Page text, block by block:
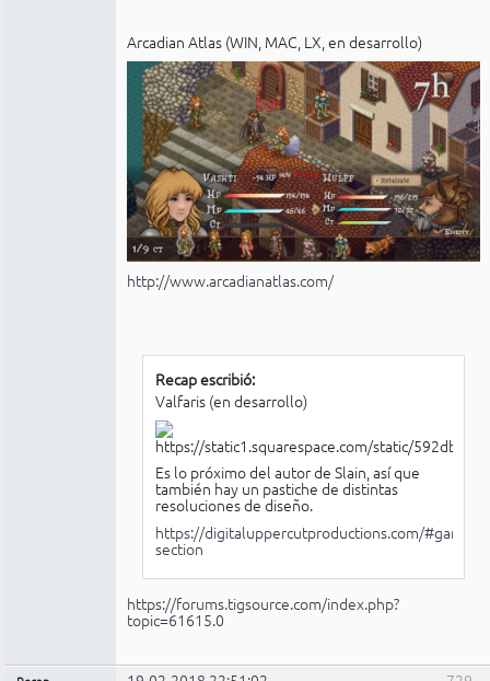
Arcadian Atlas (WIN, MAC, LX, en desarrollo)
http://www.arcadianatlas.com/
Recap escribió:
Valfaris (en desarrollo)
Es lo próximo del autor de Slain, así que
también hay un pastiche de distintas
resoluciones de diseño.
https://digitaluppercutproductions.com/#games-
section
https://forums.tigsource.com/index.php?
topic=61615.0